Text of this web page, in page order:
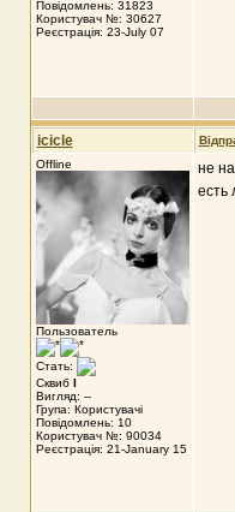
Повідомлень: 31823
Користувач №: 30627
Реєстрація: 23-July 07
icicle
Offline
Пользователь
Стать:
Сквиб I
Вигляд: --
Група: Користувачі
Повідомлень: 10
Користувач №: 90034
Реєстрація: 21-January 15
не
есть